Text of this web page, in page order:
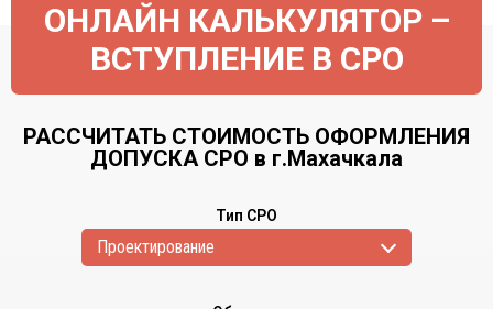
ОНЛАЙН КАЛЬКУЛЯТОР –
ВСТУПЛЕНИЕ В СРО
РАССЧИТАТЬ СТОИМОСТЬ ОФОРМЛЕНИЯ
ДОПУСКА СРО в г.Махачкала
Тип СРО
Проектирование